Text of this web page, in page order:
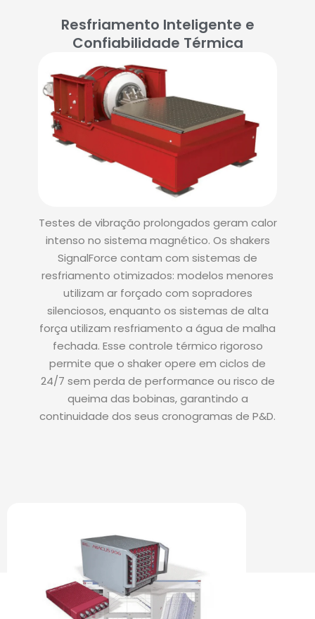
Resfriamento Inteligente e
Confiabilidade Térmica
Testes de vibração prolongados geram calor
intenso no sistema magnético. Os shakers
SignalForce contam com sistemas de
resfriamento otimizados: modelos menores
utilizam ar forçado com sopradores
silenciosos, enquanto os sistemas de alta
força utilizam resfriamento a água de malha
fechada. Esse controle térmico rigoroso
permite que o shaker opere em ciclos de
24/7 sem perda de performance ou risco de
queima das bobinas, garantindo a
continuidade dos seus cronogramas de P&D.
PRODUTOS DE DESTAQUE: